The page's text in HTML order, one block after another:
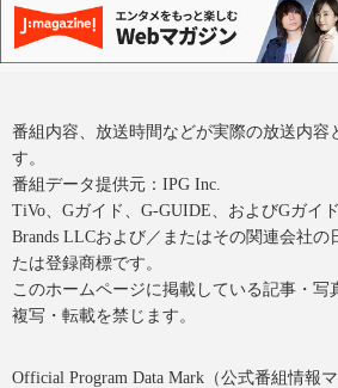
番組内容、放送時間などが実際の放送内容
す。
番組データ提供元：IPG Inc.
TiVo、Gガイド、G-GUIDE、およびGガイ
Brands LLCおよび／またはその関連会社の
たは登録商標です。
このホームページに掲載している記事・写
複写・転載を禁じます。
Official Program Data Mark（公式番組情報マ